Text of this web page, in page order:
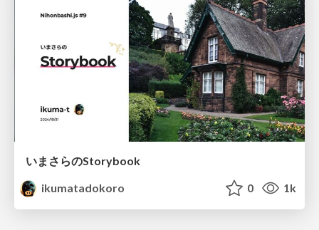
いまさらのStorybook
ikumatadokoro
0 1k